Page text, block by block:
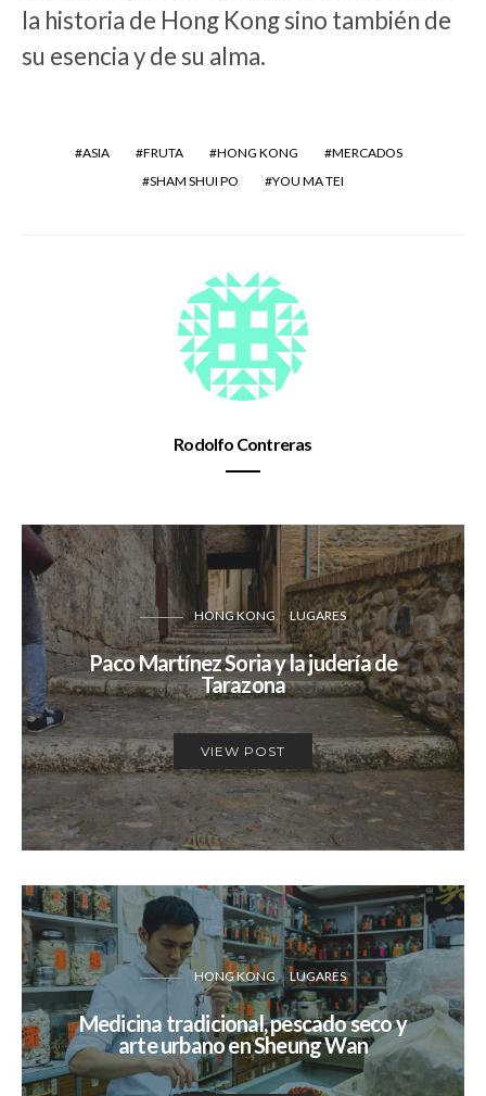
la historia de Hong Kong sino también de
su esencia y de su alma.
ASIA FRUTA HONG KONG
MERCADOS
SHAM SHUI PO
YOU MA TEI
Rodolfo Contreras
HONG KONG LUGARES
Paco Martínez Soria y la judería de
Tarazona
VIEW POST
HONG KONG LUGARES
Medicina tradicional, pescado seco y
arte urbano en Sheung Wan